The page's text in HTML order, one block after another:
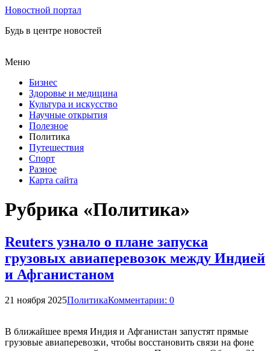
Новостной портал
Будь в центре новостей
Меню
Бизнес
Здоровье и медицина
Культура и искусство
Научные открытия
Полезное
Политика
Путешествия
Спорт
Разное
Карта сайта
Рубрика «Политика»
Reuters узнало о плане запуска
грузовых авиаперевозок между Индией
и Афганистаном
21 ноября 2025ПолитикаКомментарии: 0
В ближайшее время Индия и Афганистан запустят прямые
грузовые авиаперевозки, чтобы восстановить связи на фоне